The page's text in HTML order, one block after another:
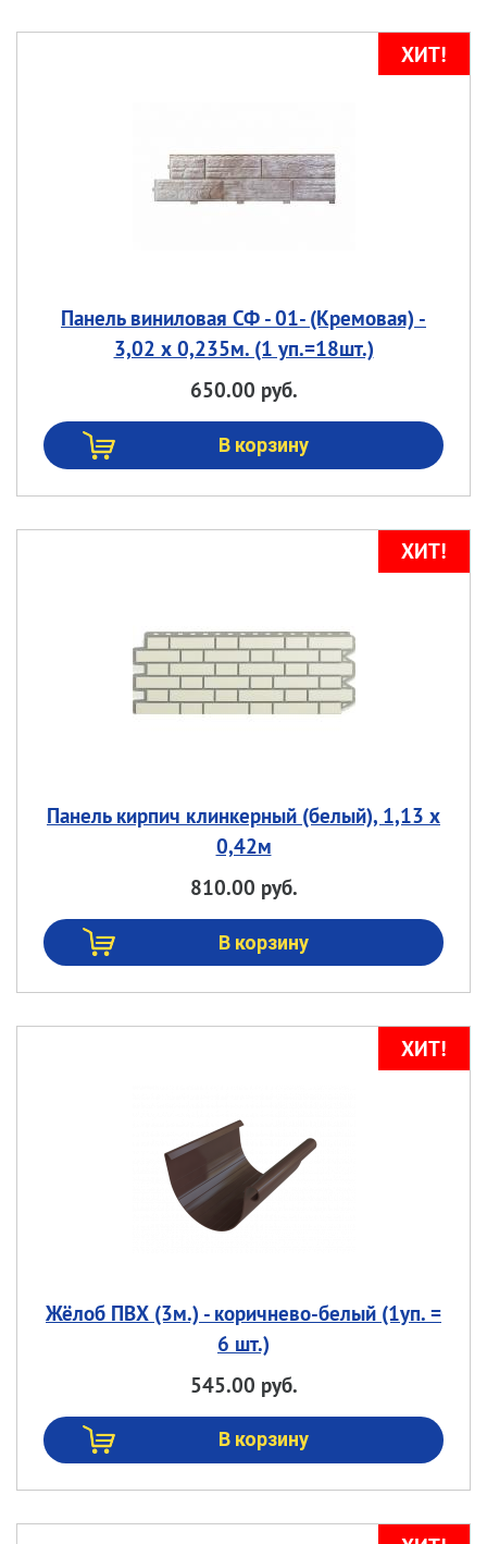
Панель виниловая СФ - 01- (Кремовая) -
3,02 х 0,235м. (1 уп.=18шт.)
650.00 руб.
Панель кирпич клинкерный (белый), 1,13 х
0,42м
810.00 руб.
Жёлоб ПВХ (3м.) - коричнево-белый (1уп. =
6 шт.)
545.00 руб.